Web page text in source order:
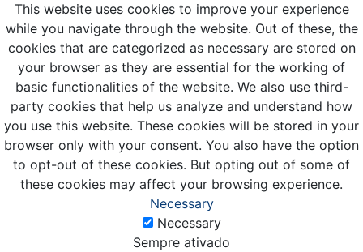
This website uses cookies to improve your experience
while you navigate through the website. Out of these, the
cookies that are categorized as necessary are stored on
your browser as they are essential for the working of
basic functionalities of the website. We also use third-
party cookies that help us analyze and understand how
you use this website. These cookies will be stored in your
browser only with your consent. You also have the option
to opt-out of these cookies. But opting out of some of
these cookies may affect your browsing experience.
Necessary
Necessary
Sempre ativado